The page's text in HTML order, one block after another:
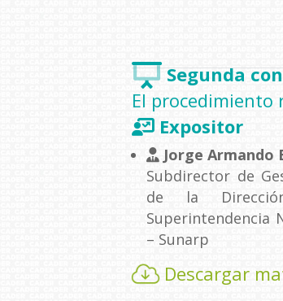
Segunda
El procedimiento
Expositor
Jorge Armando
Subdirector de
de la
Superintendencia
– Sunarp
Descargar